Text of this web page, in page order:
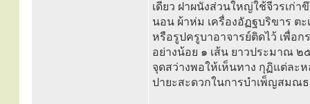
เดียว ฝาผนังส่วนใหญ่ใช้จีวรเก่
นอน ผ้าห่ม เครื่องอัฏฐบริขาร ต
หรือรูปครูบาอาจารย์ติดไว้ เพื่อ
อย่างน้อย ๑ เส้น ยาวประมาณ ๒
จุดสว่างพอให้เห็นทาง กุฏิแต่ละ
ปายะสะดวกในการบำเพ็ญสมณ